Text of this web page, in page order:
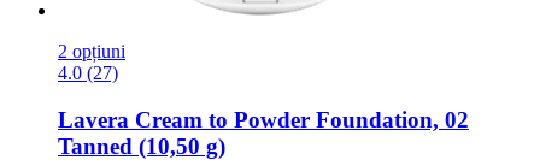
2 opțiuni
4.0 (27)
Lavera Cream to Powder Foundation, 02
Tanned (10,50 g)